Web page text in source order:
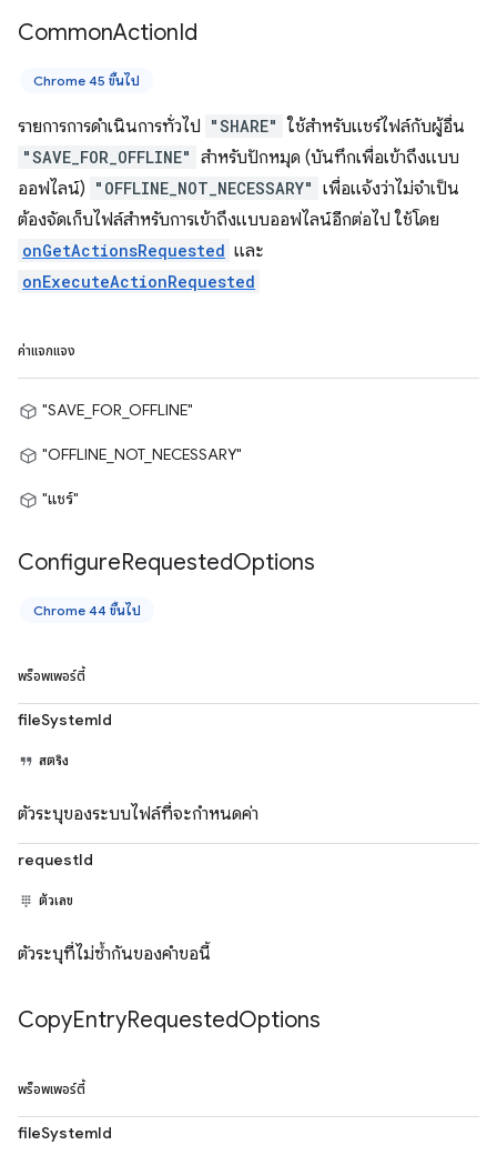
CommonActionId
Chrome 45 ขึ้นไป
รายการการดำเนินการทั่วไป "SHARE" ใช้สำหรับแชร์ไฟล์กับผู้อื่น
"SAVE_FOR_OFFLINE" สำหรับปักหมุด (บันทึกเพื่อเข้าถึงแบบ
ออฟไลน์) "OFFLINE_NOT_NECESSARY" เพื่อแจ้งว่าไม่จำเป็น
ต้องจัดเก็บไฟล์สำหรับการเข้าถึงแบบออฟไลน์อีกต่อไป ใช้โดย
onGetActionsRequested และ
onExecuteActionRequested
ค่าแจกแจง
"SAVE_FOR_OFFLINE"
"OFFLINE_NOT_NECESSARY"
"แชร์"
ConfigureRequestedOptions
Chrome 44 ขึ้นไป
พร็อพเพอร์ตี้
fileSystemId
สตริง
ตัวระบุของระบบไฟล์ที่จะกำหนดค่า
requestId
ตัวเลข
ตัวระบุที่ไม่ซ้ำกันของคำขอนี้
CopyEntryRequestedOptions
พร็อพเพอร์ตี้
fileSystemId